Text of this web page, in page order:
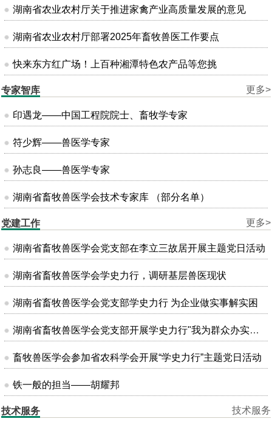
湖南省农业农村厅关于推进家禽产业高质量发展的意见
湖南省农业农村厅部署2025年畜牧兽医工作要点
快来东方红广场！上百种湘潭特色农产品等您挑
更多>
专家智库
印遇龙——中国工程院院士、畜牧学专家
符少辉——兽医学专家
孙志良——兽医学专家
湖南省畜牧兽医学会技术专家库 （部分名单）
更多>
党建工作
湖南省畜牧兽医学会党支部在李立三故居开展主题党日活动
湖南省畜牧兽医学会学史力行，调研基层兽医现状
湖南省畜牧兽医学会党支部学史力行 为企业做实事解实困
湖南省畜牧兽医学会党支部开展学史力行"我为群众办实事"主题党日活动
畜牧兽医学会参加省农科学会开展“学史力行”主题党日活动
铁一般的担当——胡耀邦
技术服务
技术服务